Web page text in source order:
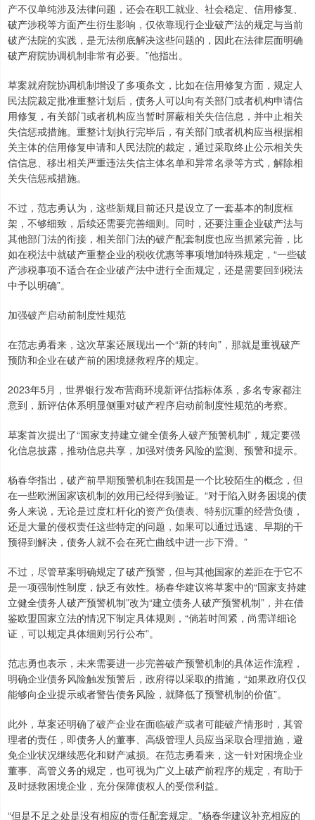
产不仅单纯涉及法律问题，还会在职工就业、社会稳定、信用修复、
破产涉税等方面产生衍生影响，仅依靠现行企业破产法的规定与当前
破产法院的实践，是无法彻底解决这些问题的，因此在法律层面明确
破产府院协调机制非常有必要。”他指出。
草案就府院协调机制增设了多项条文，比如在信用修复方面，规定人
民法院裁定批准重整计划后，债务人可以向有关部门或者机构申请信
用修复，有关部门或者机构应当暂时屏蔽相关失信信息，并中止相关
失信惩戒措施。重整计划执行完毕后，有关部门或者机构应当根据相
关主体的信用修复申请和人民法院的裁定，通过采取终止公示相关失
信信息、移出相关严重违法失信主体名单和异常名录等方式，解除相
关失信惩戒措施。
不过，范志勇认为，这些新规目前还只是设立了一套基本的制度框
架，不够细致，后续还需要完善细则。同时，还要注重企业破产法与
其他部门法的衔接，相关部门法的破产配套制度也应当抓紧完善，比
如在税法中就破产重整企业的税收优惠等事项增加特殊规定，“一些破
产涉税事项不适合在企业破产法中进行全面规定，还是需要回到税法
中予以明确”。
加强破产启动前制度性规范
在范志勇看来，这次草案还展现出一个“新的转向”，那就是重视破产
预防和企业在破产前的困境拯救程序的规定。
2023年5月，世界银行发布营商环境新评估指标体系，多名专家都注
意到，新评估体系明显侧重对破产程序启动前制度性规范的考察。
草案首次提出了“国家支持建立健全债务人破产预警机制”，规定要强
化信息披露，推动信息共享，加强对债务风险的监测、预警和提示。
杨春华指出，破产前早期预警机制在我国是一个比较陌生的概念，但
在一些欧洲国家该机制的效用已经得到验证。“对于陷入财务困境的债
务人来说，无论是过度杠杆化的资产负债表、特别沉重的经营负债，
还是大量的侵权责任这些特定的问题，如果可以通过迅速、早期的干
预得到解决，债务人就不会在死亡曲线中进一步下滑。”
不过，尽管草案明确规定了破产预警，但与其他国家的差距在于它不
是一项强制性制度，缺乏有效性。杨春华建议将草案中的“国家支持建
立健全债务人破产预警机制”改为“建立债务人破产预警机制”，并在借
鉴欧盟国家立法的情况下制定具体规则，“倘若时间紧，尚需详细论
证，可以规定具体细则另行公布”。
范志勇也表示，未来需要进一步完善破产预警机制的具体运作流程，
明确企业债务风险触发预警后，政府得以采取的措施，“如果政府仅仅
能够向企业提示或者警告债务风险，就降低了预警机制的价值”。
此外，草案还明确了破产企业在面临破产或者可能破产情形时，其管
理者的责任，即债务人的董事、高级管理人员应当采取合理措施，避
免企业状况继续恶化和财产减损。在范志勇看来，这一针对困境企业
董事、高管义务的规定，也可视为广义上破产前程序的规定，有助于
及时拯救困境企业，充分保障债权人的受偿利益。
“但是不足之处是没有相应的责任配套规定。”杨春华建议补充相应的